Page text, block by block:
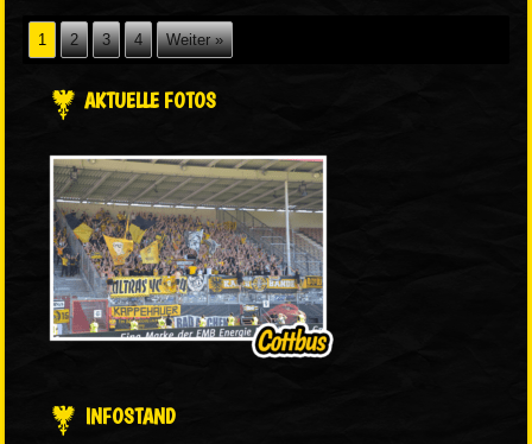
1 2 3 4 Weiter »
AKTUELLE FOTOS
INFOSTAND